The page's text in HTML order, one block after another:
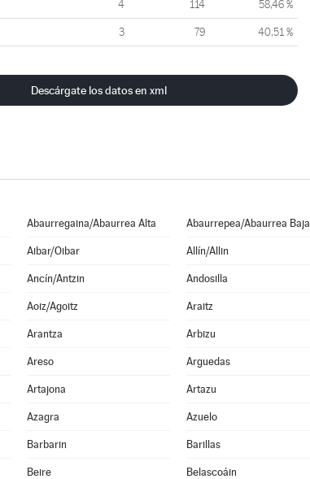
4 114 58,46 %
3 79 40,51 %
Descárgate los datos en xml
Abaurregaina/Abaurrea Alta Abaurrepea/Abaurrea Baja
Aibar/Oibar Allín/Allin
Ancín/Antzin Andosilla
Aoiz/Agoitz Araitz
Arantza Arbizu
Areso Arguedas
Artajona Artazu
Azagra Azuelo
Barbarin Barillas
Beire Belascoáin